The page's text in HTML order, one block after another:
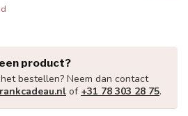
product?
bestellen? Neem dan contact
of +31 78 303 28 75.